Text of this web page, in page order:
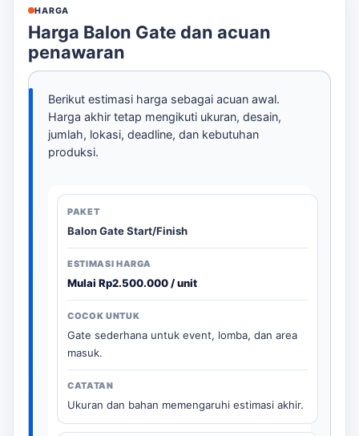
HARGA
Harga Balon Gate dan acuan
penawaran
Berikut estimasi harga sebagai acuan awal.
Harga akhir tetap mengikuti ukuran, desain,
jumlah, lokasi, deadline, dan kebutuhan
produksi.
Balon Gate Start/Finish
Mulai Rp2.500.000 / unit
Gate sederhana untuk event, lomba, dan area
masuk.
Ukuran dan bahan memengaruhi estimasi akhir.